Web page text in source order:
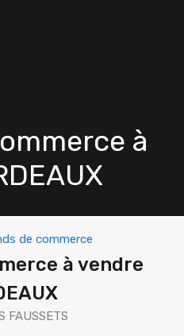
à
de commerce
à vendre
FAUSSETS